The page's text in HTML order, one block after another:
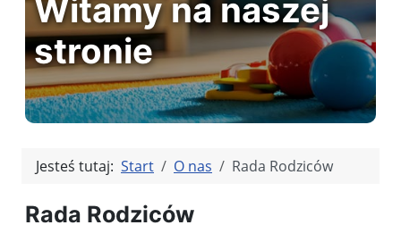
Witamy na naszej
stronie
Jesteś tutaj: Start O nas Rada Rodziców
Rada Rodziców